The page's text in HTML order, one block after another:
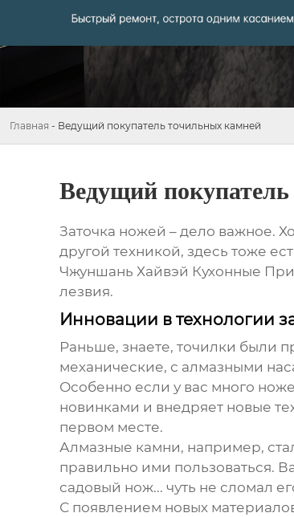
Главная - Ведущий покупатель точильных камней
Ведущий
Заточка ножей – дело важное.
другой техникой, здесь тоже
Чжуншань Хайвэй Кухонные
лезвия.
Инновации в технологии
Раньше, знаете, точилки были
механические, с алмазными
Особенно если у вас много
новинками и внедряет новые
первом месте.
Алмазные камни, например,
правильно ими пользоваться.
садовый нож... чуть не сломал
С появлением новых